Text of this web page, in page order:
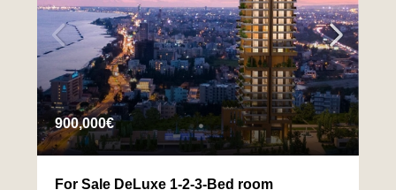
900,000€
For Sale DeLuxe 1-2-3-Bed room